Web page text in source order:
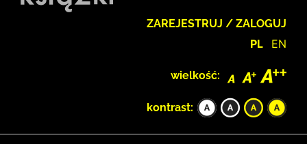
ZAREJESTRUJ / ZALOGUJ
PL EN
wielkość:
kontrast: